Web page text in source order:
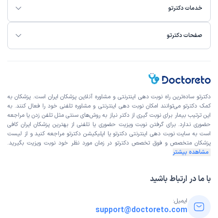
عرفان
این پزشک را پیشنهاد میکنم
زمان انتظار:0-15 دقیقه
جهت درمان بیماری.
علت مراجعه: درمان عفونت‌های مکرر گوش (مانند اوتیت مدیا)
روژین
نوبت مطب از دکترتو
(
1404/11/29
این پزشک را پیشنهاد میکنم
منشی خوب دکتر عالی بودن رفتارو خوش برخورد
علت مراجعه:
خدمات دکترتو
صفحات دکترتو
دکترتو ساده‌ترین راه نوبت‌ دهی اینترنتی و مشاوره آنلاین پزشکان ایران است. پزشکان به
کمک دکترتو می‌توانند امکان نوبت دهی اینترنتی و مشاوره تلفنی خود را فعال کنند. به
این ترتیب بیمار برای نوبت گیری از دکتر نیاز به روش‌های سنتی مثل تلفن زدن یا مراجعه
حضوری ندارد. برای گرفتن نوبت ویزیت حضوری یا تلفنی از بهترین پزشکان ایران کافی
است به سایت نوبت دهی اینترنتی دکترتو یا اپلیکیشن دکترتو مراجعه کنید و از لیست
پزشکان متخصص و فوق تخصص دکترتو در زمان مورد نظر خود نوبت ویزیت بگیرید.
مشاهده بیشتر
با ما در ارتباط باشید
ایمیل:
support@doctoreto.com